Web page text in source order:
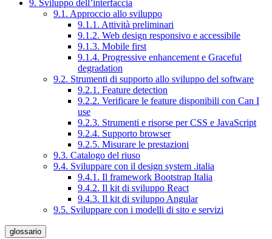
9. Sviluppo dell’interfaccia
9.1. Approccio allo sviluppo
9.1.1. Attività preliminari
9.1.2. Web design responsivo e accessibile
9.1.3. Mobile first
9.1.4. Progressive enhancement e Graceful
degradation
9.2. Strumenti di supporto allo sviluppo del software
9.2.1. Feature detection
9.2.2. Verificare le feature disponibili con Can I
use
9.2.3. Strumenti e risorse per CSS e JavaScript
9.2.4. Supporto browser
9.2.5. Misurare le prestazioni
9.3. Catalogo del riuso
9.4. Sviluppare con il design system .italia
9.4.1. Il framework Bootstrap Italia
9.4.2. Il kit di sviluppo React
9.4.3. Il kit di sviluppo Angular
9.5. Sviluppare con i modelli di sito e servizi
glossario